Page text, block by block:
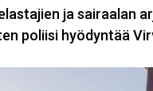
ja sairaalan
poliisi hyödyntää